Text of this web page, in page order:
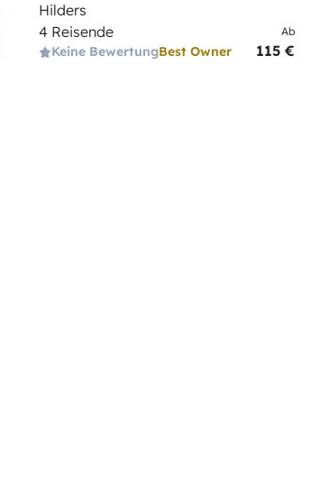
Hilders
4 Reisende
Keine BewertungBest Owner
Ab
115 €